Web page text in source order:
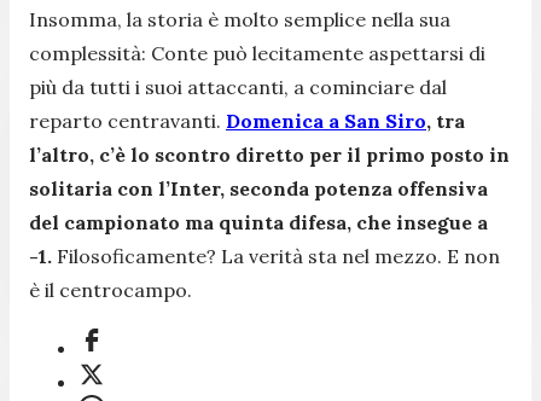
Insomma, la storia è molto semplice nella sua
complessità: Conte può lecitamente aspettarsi di
più da tutti i suoi attaccanti, a cominciare dal
reparto centravanti. Domenica a San Siro, tra
l’altro, c’è lo scontro diretto per il primo posto in
solitaria con l’Inter, seconda potenza offensiva
del campionato ma quinta difesa, che insegue a
-1. Filosoficamente? La verità sta nel mezzo. E non
è il centrocampo.